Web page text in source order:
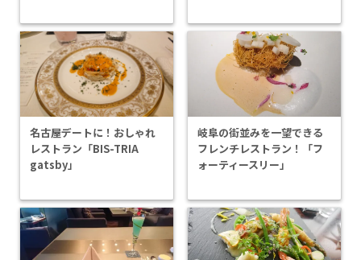
名古屋デートに！おしゃれ
レストラン「BIS-TRIA
gatsby」
岐阜の街並みを一望できる
フレンチレストラン！「フ
ォーティースリー」